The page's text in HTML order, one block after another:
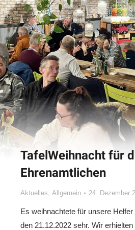
TafelWeihnacht für
Ehrenamtlichen
Aktuelles, Allgemein 24. Dezember
Es weihnachtete für unsere
den 21.12.2022 sehr. Wir